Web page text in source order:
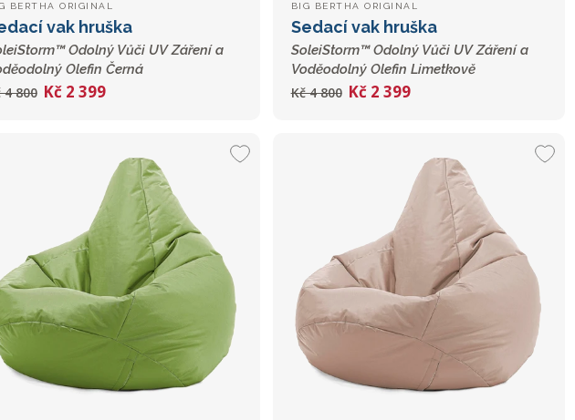
BERTHA ORIGINAL
vak hruška
Odolný Vůči UV Záření a
Olefin Černá
4 800 Kč 2 399
BIG BERTHA ORIGINAL
Sedací vak hruška
SoleiStorm™ Odolný Vůči UV Záření a
Voděodolný Olefin Limetkově
Kč 4 800 Kč 2 399